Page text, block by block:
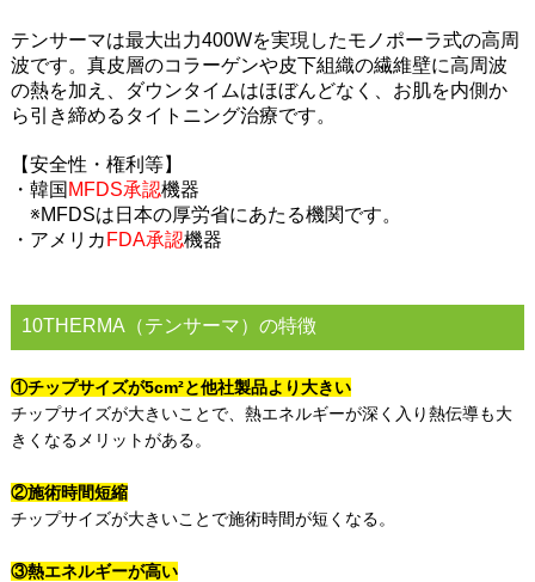
テンサーマは最大出力400Wを実現したモノポーラ式の高周
波です。真皮層のコラーゲンや皮下組織の繊維壁に高周波
の熱を加え、ダウンタイムはほぼんどなく、お肌を内側か
ら引き締めるタイトニング治療です。
【安全性・権利等】​
・韓国 MFDS承認機器
※MFDSは日本の厚労省にあたる機関です。
・アメリカ FDA承認機器
10THERMA（テンサーマ）の特徴
①チップサイズが5cm²と他社製品より大きい
チップサイズが大きいことで、熱エネルギーが深く入り熱伝導も大
きくなるメリットがある​​。
②施術時間短縮
チップサイズが大きいことで施術時間が短くなる。
③熱エネルギーが高い​